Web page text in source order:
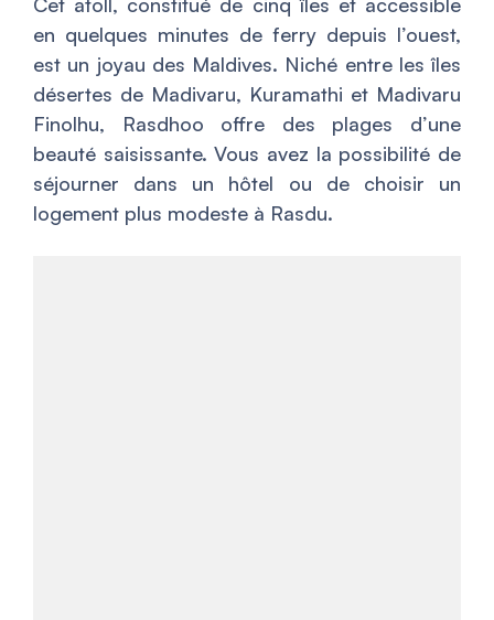
en quelques minutes de ferry depuis l’ouest,
est un joyau des Maldives. Niché entre les îles
désertes de Madivaru, Kuramathi et Madivaru
Finolhu, Rasdhoo offre des plages d’une
beauté saisissante. Vous avez la possibilité de
séjourner dans un hôtel ou de choisir un
logement plus modeste à Rasdu.